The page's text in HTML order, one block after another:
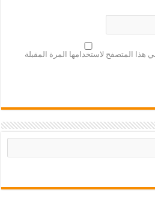
في هذا المتصفح لاستخدامها المرة المقبلة